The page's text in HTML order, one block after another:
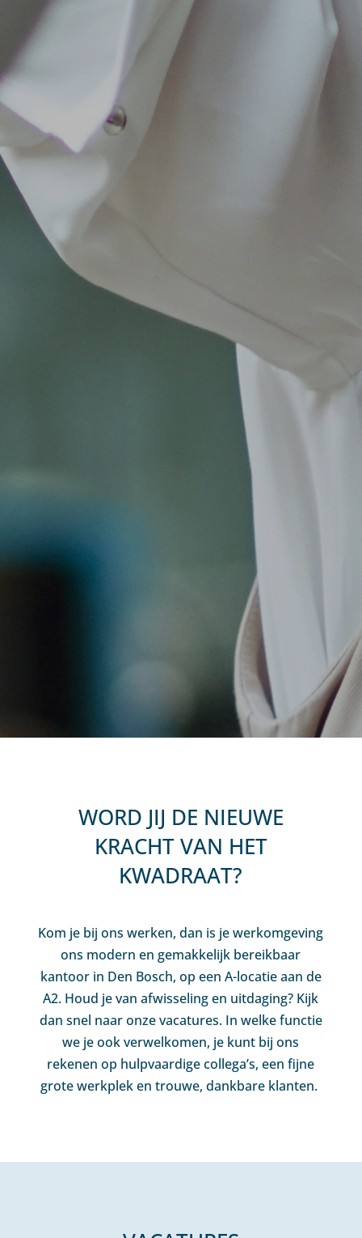
WORD JIJ DE NIEUWE
KRACHT VAN HET
KWADRAAT?
Kom je bij ons werken, dan is je werkomgeving
ons modern en gemakkelijk bereikbaar
kantoor in Den Bosch, op een A-locatie aan de
A2. Houd je van afwisseling en uitdaging? Kijk
dan snel naar onze vacatures. In welke functie
we je ook verwelkomen, je kunt bij ons
rekenen op hulpvaardige collega’s, een fijne
grote werkplek en trouwe, dankbare klanten.